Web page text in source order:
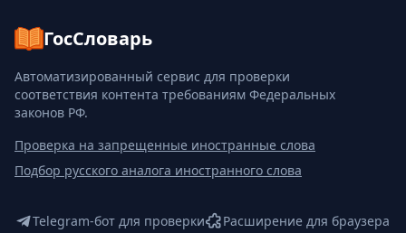
ГосСловарь
Автоматизированный сервис для проверки
соответствия контента требованиям Федеральных
законов РФ.
Проверка на запрещенные иностранные слова
Подбор русского аналога иностранного слова
Telegram-бот для проверки Расширение для браузера